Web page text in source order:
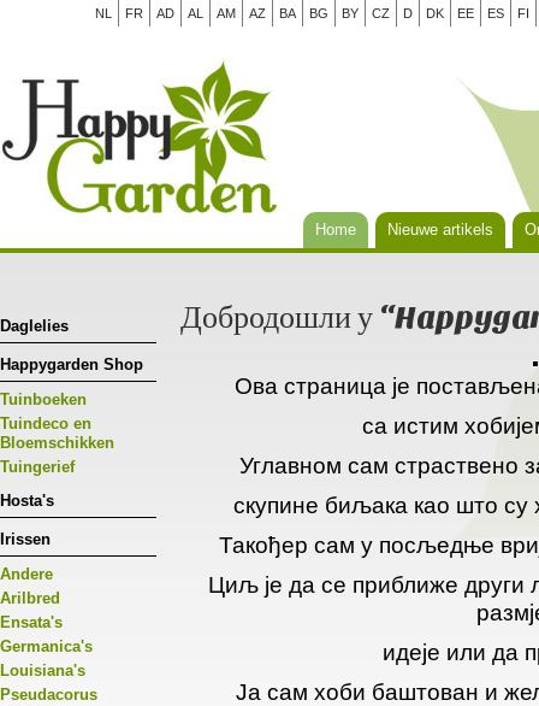
NL FR AD AL AM AZ BA BG BY CZ D DK EE ES FI
Home Nieuwe artikels
Daglelies
Happygarden Shop
Tuinboeken
Tuindeco en
Bloemschikken
Tuingerief
Hosta's
Irissen
Andere
Arilbred
Ensata's
Germanica's
Louisiana's
Pseudacorus
Добродошли у
Ова страница је
са истим
Углавном сам страствено
скупине биљака као што су
Такођер сам у посљедње
Циљ је да се приближе
идеје или да
Ја сам хоби баштован и